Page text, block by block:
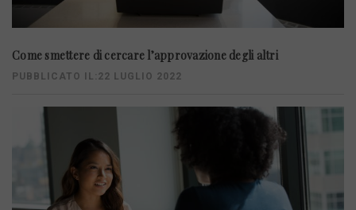
Come smettere di cercare l’approvazione degli altri
PUBBLICATO IL:22 LUGLIO 2022